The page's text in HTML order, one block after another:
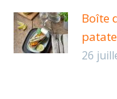
Boîte
26